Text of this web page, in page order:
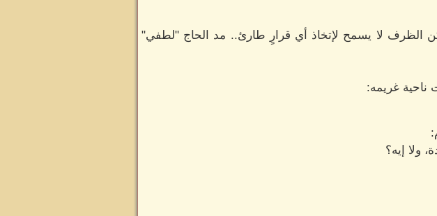
الظرف لا يسمح لإتخاذ أي قرارٍ طارئ.. مد الحاج "لطفي"
ناحية غريمه:
ولا إيه؟